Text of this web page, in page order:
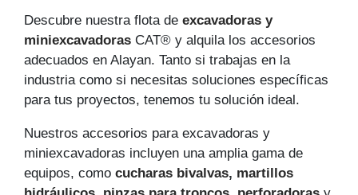
Descubre nuestra flota de excavadoras y
miniexcavadoras CAT® y alquila los accesorios
adecuados en Alayan. Tanto si trabajas en la
industria como si necesitas soluciones específicas
para tus proyectos, tenemos tu solución ideal.
Nuestros accesorios para excavadoras y
miniexcavadoras incluyen una amplia gama de
equipos, como cucharas bivalvas, martillos